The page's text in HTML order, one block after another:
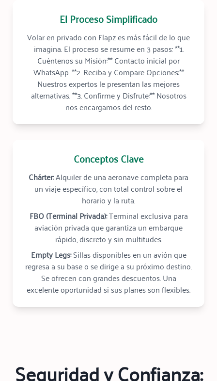
El Proceso Simplificado
Volar en privado con Flapz es más fácil de lo que
imagina. El proceso se resume en 3 pasos: **1.
Cuéntenos su Misión:** Contacto inicial por
WhatsApp. **2. Reciba y Compare Opciones:**
Nuestros expertos le presentan las mejores
alternativas. **3. Confirme y Disfrute:** Nosotros
nos encargamos del resto.
Conceptos Clave
Chárter:Alquiler de una aeronave completa para
un viaje específico, con total control sobre el
horario y la ruta.
FBO (Terminal Privada):Terminal exclusiva para
aviación privada que garantiza un embarque
rápido, discreto y sin multitudes.
Empty Legs:Sillas disponibles en un avión que
regresa a su base o se dirige a su próximo destino.
Se ofrecen con grandes descuentos. Una
excelente oportunidad si sus planes son flexibles.
Seguridad y Confianza: